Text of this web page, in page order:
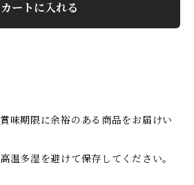
カートに入れる
味期限に余裕のある商品をお届けい
温多湿を避けて保存してください。